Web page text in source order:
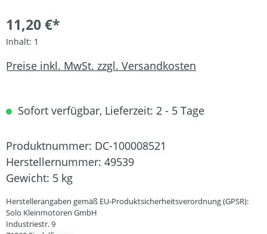
11,20 €*
Inhalt: 1
Preise inkl. MwSt. zzgl. Versandkosten
Sofort verfügbar, Lieferzeit: 2 - 5 Tage
Produktnummer: DC-100008521
Herstellernummer: 49539
Gewicht: 5 kg
Herstellerangaben gemäß EU-Produktsicherheitsverordnung (GPSR):
Solo Kleinmotoren GmbH
Industriestr. 9